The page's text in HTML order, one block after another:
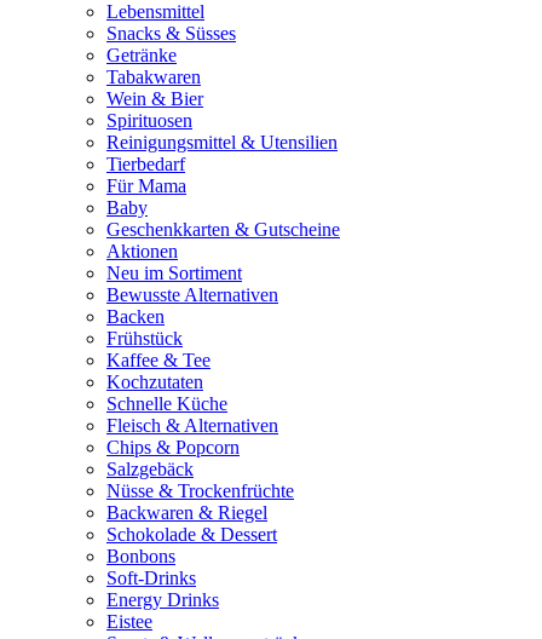
Lebensmittel
Snacks & Süsses
Getränke
Tabakwaren
Wein & Bier
Spirituosen
Reinigungsmittel & Utensilien
Tierbedarf
Für Mama
Baby
Geschenkkarten & Gutscheine
Aktionen
Neu im Sortiment
Bewusste Alternativen
Backen
Frühstück
Kaffee & Tee
Kochzutaten
Schnelle Küche
Fleisch & Alternativen
Chips & Popcorn
Salzgebäck
Nüsse & Trockenfrüchte
Backwaren & Riegel
Schokolade & Dessert
Bonbons
Soft-Drinks
Energy Drinks
Eistee